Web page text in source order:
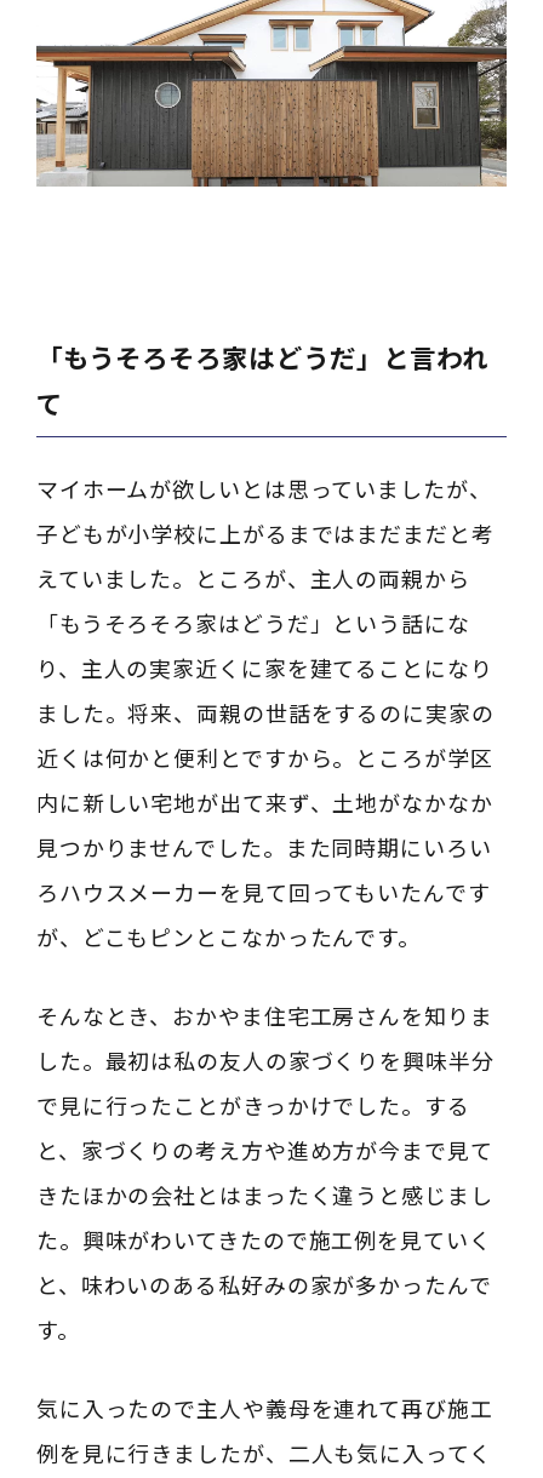
「もうそろそろ家はどうだ」と言われ
て
マイホームが欲しいとは思っていましたが、
子どもが小学校に上がるまではまだまだと考
えていました。ところが、主人の両親から
「もうそろそろ家はどうだ」という話にな
り、主人の実家近くに家を建てることになり
ました。将来、両親の世話をするのに実家の
近くは何かと便利とですから。ところが学区
内に新しい宅地が出て来ず、土地がなかなか
見つかりませんでした。また同時期にいろい
ろハウスメーカーを見て回ってもいたんです
が、どこもピンとこなかったんです。
そんなとき、おかやま住宅工房さんを知りま
した。最初は私の友人の家づくりを興味半分
で見に行ったことがきっかけでした。する
と、家づくりの考え方や進め方が今まで見て
きたほかの会社とはまったく違うと感じまし
た。興味がわいてきたので施工例を見ていく
と、味わいのある私好みの家が多かったんで
す。
気に入ったので主人や義母を連れて再び施工
例を見に行きましたが、二人も気に入ってく